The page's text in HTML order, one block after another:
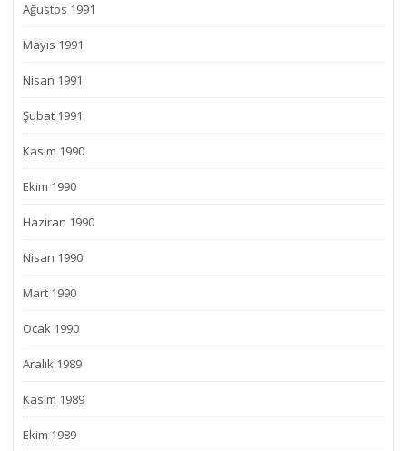
Ağustos 1991
Mayıs 1991
Nisan 1991
Şubat 1991
Kasım 1990
Ekim 1990
Haziran 1990
Nisan 1990
Mart 1990
Ocak 1990
Aralık 1989
Kasım 1989
Ekim 1989